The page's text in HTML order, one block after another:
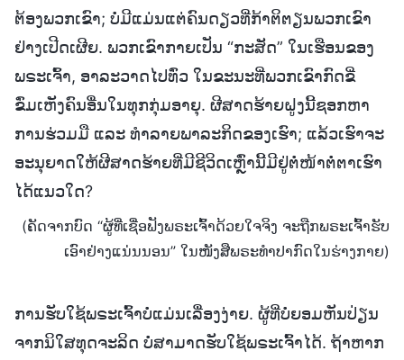
ຕ້ອງພວກເຂົາ; ບໍ່ມີແມ່ນແຕ່ຄົນດຽວທີ່ກ້າຕິຕຽນພວກເຂົາ
ຢ່າງເປີດເຜີຍ. ພວກເຂົາກາຍເປັນ “ກະສັດ” ໃນເຮືອນຂອງ
ພຣະເຈົ້າ, ອາລະວາດໄປທົ່ວ ໃນຂະນະທີ່ພວກເຂົາກົດຂີ່
ຂົ່ມເຫັງຄົນອື່ນໃນທຸກກຸ່ມອາຍຸ. ຜີສາດຮ້າຍຝູງນີ້ຊອກຫາ
ການຮ່ວມມື ແລະ ທຳລາຍພາລະກິດຂອງເຮົາ; ແລ້ວເຮົາຈະ
ອະນຸຍາດໃຫ້ຜີສາດຮ້າຍທີ່ມີຊີວິດເຫຼົ່ານີ້ມີຢູ່ຕໍ່ໜ້າຕໍ່ຕາເຮົາ
ໄດ້ແນວໃດ?
(ຄັດຈາກບົດ “ຜູ້ທີ່ເຊື່ອຟັງພຣະເຈົ້າດ້ວຍໃຈຈິງ ຈະຖືກພຣະເຈົ້າຮັບ
ເອົາຢ່າງແນ່ນນອນ” ໃນໜັງສືພຣະທໍາປາກົດໃນຮ່າງກາຍ)
ການຮັບໃຊ້ພຣະເຈົ້າບໍ່ແມ່ນເລື່ອງງ່າຍ. ຜູ້ທີ່ບໍ່ຍອມຫັນປ່ຽນ
ຈາກນິໃສທຸດຈະລິດ ບໍ່ສາມາດຮັບໃຊ້ພຣະເຈົ້າໄດ້. ຖ້າຫາກ